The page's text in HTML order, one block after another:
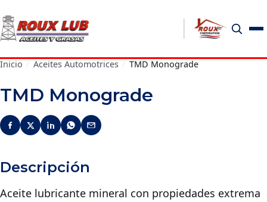
Inicio Aceites Automotrices TMD Monograde
TMD Monograde
Descripción
Aceite lubricante mineral con propiedades extrema